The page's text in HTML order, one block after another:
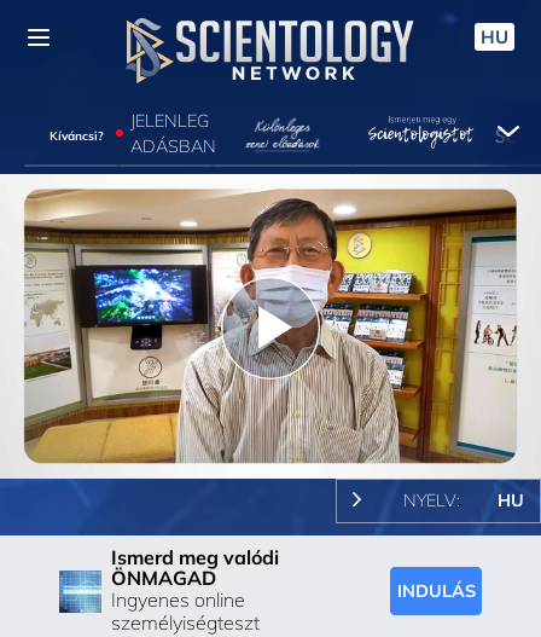
HU
Kíváncsi?
JELENLEG
ADÁSBAN
Play
Video
NYELV: HU
Ismerd meg valódi
ÖNMAGAD
Ingyenes online
személyiségteszt
INDULÁS